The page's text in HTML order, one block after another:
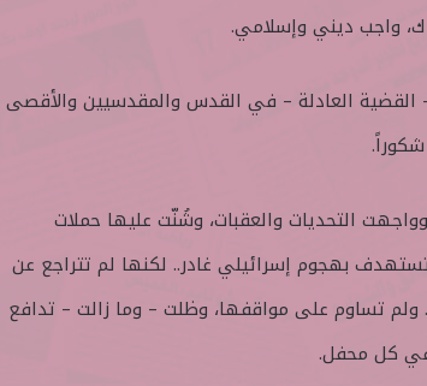
واجب ديني وإسلامي.
العادلة – في القدس والمقدسيين والأقصى
التحديات والعقبات، وشُنّت عليها حملات
بهجوم إسرائيلي غادر.. لكنها لم تتراجع عن
تساوم على مواقفها، وظلت – وما زالت – تدافع
في كل محفل.